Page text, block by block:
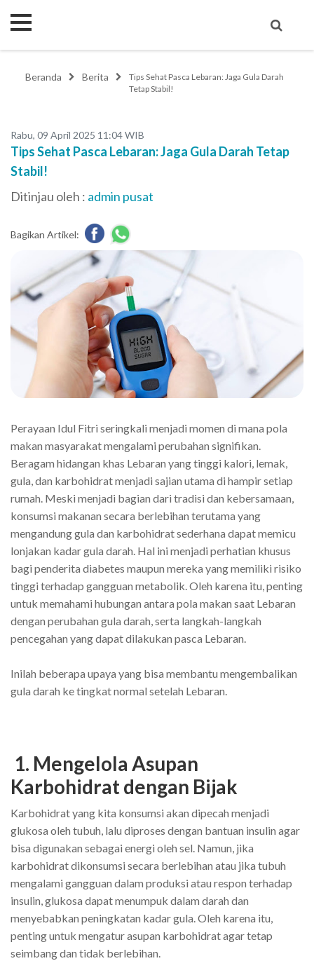
Beranda Berita
Tips Sehat Pasca Lebaran: Jaga Gula Darah
Tetap Stabil!
Rabu, 09 April 2025 11:04 WIB
Tips Sehat Pasca Lebaran: Jaga Gula Darah Tetap
Stabil!
Ditinjau oleh : admin pusat
Bagikan Artikel:
Perayaan Idul Fitri seringkali menjadi momen di mana pola
makan masyarakat mengalami perubahan signifikan.
Beragam hidangan khas Lebaran yang tinggi kalori, lemak,
gula, dan karbohidrat menjadi sajian utama di hampir setiap
rumah. Meski menjadi bagian dari tradisi dan kebersamaan,
konsumsi makanan secara berlebihan terutama yang
mengandung gula dan karbohidrat sederhana dapat memicu
lonjakan kadar gula darah. Hal ini menjadi perhatian khusus
bagi penderita diabetes maupun mereka yang memiliki risiko
tinggi terhadap gangguan metabolik. Oleh karena itu, penting
untuk memahami hubungan antara pola makan saat Lebaran
dengan perubahan gula darah, serta langkah-langkah
pencegahan yang dapat dilakukan pasca Lebaran.
Inilah beberapa upaya yang bisa membantu mengembalikan
gula darah ke tingkat normal setelah Lebaran.
1. Mengelola Asupan
Karbohidrat dengan Bijak
Karbohidrat yang kita konsumsi akan dipecah menjadi
glukosa oleh tubuh, lalu diproses dengan bantuan insulin agar
bisa digunakan sebagai energi oleh sel. Namun, jika
karbohidrat dikonsumsi secara berlebihan atau jika tubuh
mengalami gangguan dalam produksi atau respon terhadap
insulin, glukosa dapat menumpuk dalam darah dan
menyebabkan peningkatan kadar gula. Oleh karena itu,
penting untuk mengatur asupan karbohidrat agar tetap
seimbang dan tidak berlebihan.